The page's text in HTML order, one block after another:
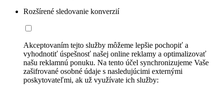
Rozšírené sledovanie konverzií
Akceptovaním tejto služby môžeme lepšie pochopiť a
vyhodnotiť úspešnosť našej online reklamy a optimalizovať
našu reklamnú ponuku. Na tento účel synchronizujeme Vaše
zašifrované osobné údaje s nasledujúcimi externými
poskytovateľmi, ak už využívate ich služby: